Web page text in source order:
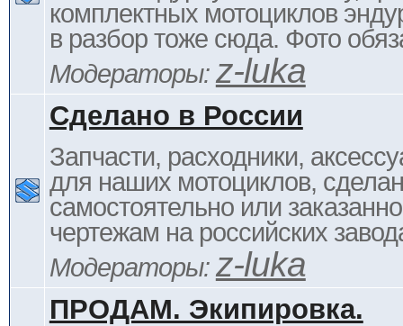
комплектных мотоциклов
в разбор тоже сюда. Фото
Модераторы: z-luka
Сделано в России
Запчасти, расходники,
для наших мотоциклов,
самостоятельно или
чертежам на российских
Модераторы: z-luka
ПРОДАМ. Экипировка.